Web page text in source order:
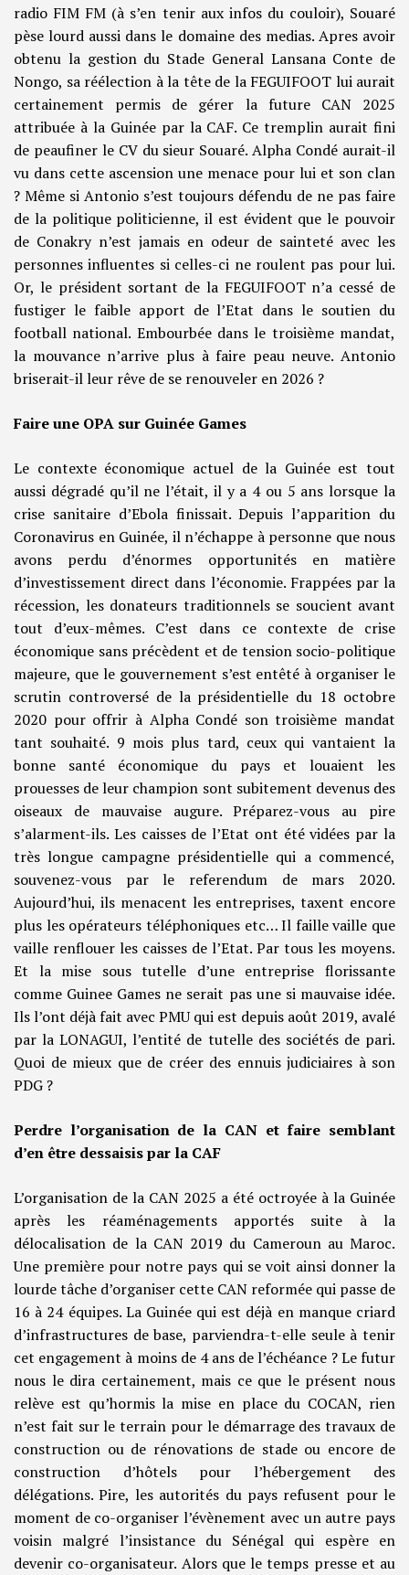
radio FIM FM (à s’en tenir aux infos du couloir), Souaré
pèse lourd aussi dans le domaine des medias. Apres avoir
obtenu la gestion du Stade General Lansana Conte de
Nongo, sa réélection à la tête de la FEGUIFOOT lui aurait
certainement permis de gérer la future CAN 2025
attribuée à la Guinée par la CAF. Ce tremplin aurait fini
de peaufiner le CV du sieur Souaré. Alpha Condé aurait-il
vu dans cette ascension une menace pour lui et son clan
? Même si Antonio s’est toujours défendu de ne pas faire
de la politique politicienne, il est évident que le pouvoir
de Conakry n’est jamais en odeur de sainteté avec les
personnes influentes si celles-ci ne roulent pas pour lui.
Or, le président sortant de la FEGUIFOOT n’a cessé de
fustiger le faible apport de l’Etat dans le soutien du
football national. Embourbée dans le troisième mandat,
la mouvance n’arrive plus à faire peau neuve. Antonio
briserait-il leur rêve de se renouveler en 2026 ?
Faire une OPA sur Guinée Games
Le contexte économique actuel de la Guinée est tout
aussi dégradé qu’il ne l’était, il y a 4 ou 5 ans lorsque la
crise sanitaire d’Ebola finissait. Depuis l’apparition du
Coronavirus en Guinée, il n’échappe à personne que nous
avons perdu d’énormes opportunités en matière
d’investissement direct dans l’économie. Frappées par la
récession, les donateurs traditionnels se soucient avant
tout d’eux-mêmes. C’est dans ce contexte de crise
économique sans précèdent et de tension socio-politique
majeure, que le gouvernement s’est entêté à organiser le
scrutin controversé de la présidentielle du 18 octobre
2020 pour offrir à Alpha Condé son troisième mandat
tant souhaité. 9 mois plus tard, ceux qui vantaient la
bonne santé économique du pays et louaient les
prouesses de leur champion sont subitement devenus des
oiseaux de mauvaise augure. Préparez-vous au pire
s’alarment-ils. Les caisses de l’Etat ont été vidées par la
très longue campagne présidentielle qui a commencé,
souvenez-vous par le referendum de mars 2020.
Aujourd’hui, ils menacent les entreprises, taxent encore
plus les opérateurs téléphoniques etc… Il faille vaille que
vaille renflouer les caisses de l’Etat. Par tous les moyens.
Et la mise sous tutelle d’une entreprise florissante
comme Guinee Games ne serait pas une si mauvaise idée.
Ils l’ont déjà fait avec PMU qui est depuis août 2019, avalé
par la LONAGUI, l’entité de tutelle des sociétés de pari.
Quoi de mieux que de créer des ennuis judiciaires à son
PDG ?
Perdre l’organisation de la CAN et faire semblant
d’en être dessaisis par la CAF
L’organisation de la CAN 2025 a été octroyée à la Guinée
après les réaménagements apportés suite à la
délocalisation de la CAN 2019 du Cameroun au Maroc.
Une première pour notre pays qui se voit ainsi donner la
lourde tâche d’organiser cette CAN reformée qui passe de
16 à 24 équipes. La Guinée qui est déjà en manque criard
d’infrastructures de base, parviendra-t-elle seule à tenir
cet engagement à moins de 4 ans de l’échéance ? Le futur
nous le dira certainement, mais ce que le présent nous
relève est qu’hormis la mise en place du COCAN, rien
n’est fait sur le terrain pour le démarrage des travaux de
construction ou de rénovations de stade ou encore de
construction d’hôtels pour l’hébergement des
délégations. Pire, les autorités du pays refusent pour le
moment de co-organiser l’évènement avec un autre pays
voisin malgré l’insistance du Sénégal qui espère en
devenir co-organisateur. Alors que le temps presse et au